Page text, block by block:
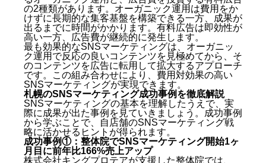
の2種類があります。オーガニック運用は費用をか
けずに長期的な集客基盤を構築できる一方、成果が
出るまでに時間がかかります。有料広告は即効性が
高い一方、広告費が継続的に発生します。
最も効果的なSNSマーケティングは、オーガニッ
ク運用で反応の良いコンテンツを見極めてから、そ
のコンテンツを広告に転用して拡大するアプローチ
です。この組み合わせにより、費用対効果の高い
SNSマーケティングが実現できます。
札幌のSNSマーケティング成功事例を徹底解説
SNSマーケティングの基本を理解したうえで、実
際に成果が出た事例を見ていきましょう。成功事例
から学ぶことで、自店舗のSNSマーケティング戦
略に活かせるヒントが得られます。
成功事例①：整体院でSNSマーケティング開始1ヶ
月目に前年比166%売上アップ
株式会社キングプロテアが支援した整体院では、